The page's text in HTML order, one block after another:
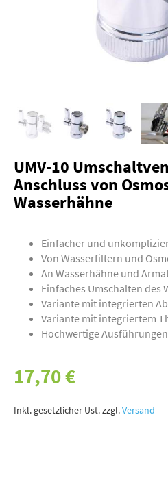
UMV-10
Anschluss von
Wasserhähne
Einfacher und
Von Wasserfiltern und
An Wasserhähne und
Einfaches Umschalten des
Variante mit integrierten
Variante mit integriertem
Hochwertige
17,70 €
Inkl. gesetzlicher Ust. zzgl.Versand